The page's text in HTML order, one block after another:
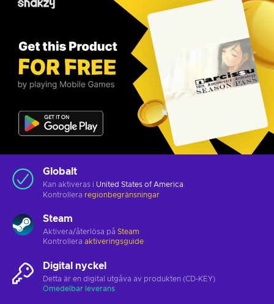
Globalt
Kan aktiveras i United States of America
Kontrollera regionbegränsningar
Steam
Aktivera/återlösa på Steam
Kontrollera aktiveringsguide
Digital nyckel
Detta är en digital utgåva av produkten (CD-KEY)
Omedelbar leverans